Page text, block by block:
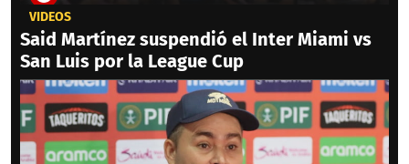
VIDEOS
Said Martínez suspendió el Inter Miami vs
San Luis por la League Cup